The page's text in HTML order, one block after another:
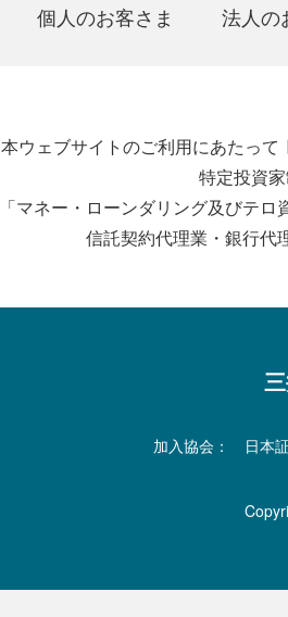
個人のお客さま 法人の
本ウェブサイトのご利用にあたって
特定投資
「マネー・ローンダリング及びテ
信託契約代理業・銀行代
加入協会： 日本